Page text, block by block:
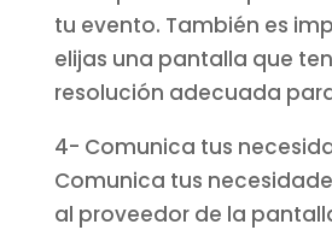
tu evento. También es
elijas una pantalla que
resolución adecuada
4- Comunica tus
Comunica tus
al proveedor de la